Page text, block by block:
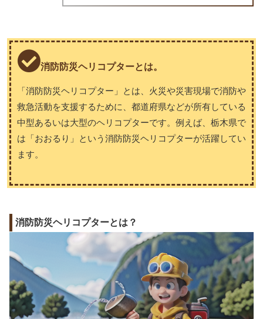
消防防災ヘリコプターとは。
「消防防災ヘリコプター」とは、火災や災害現場で消防や
救急活動を支援するために、都道府県などが所有している
中型あるいは大型のヘリコプターです。例えば、栃木県で
は「おおるり」という消防防災ヘリコプターが活躍してい
ます。
消防防災ヘリコプターとは？